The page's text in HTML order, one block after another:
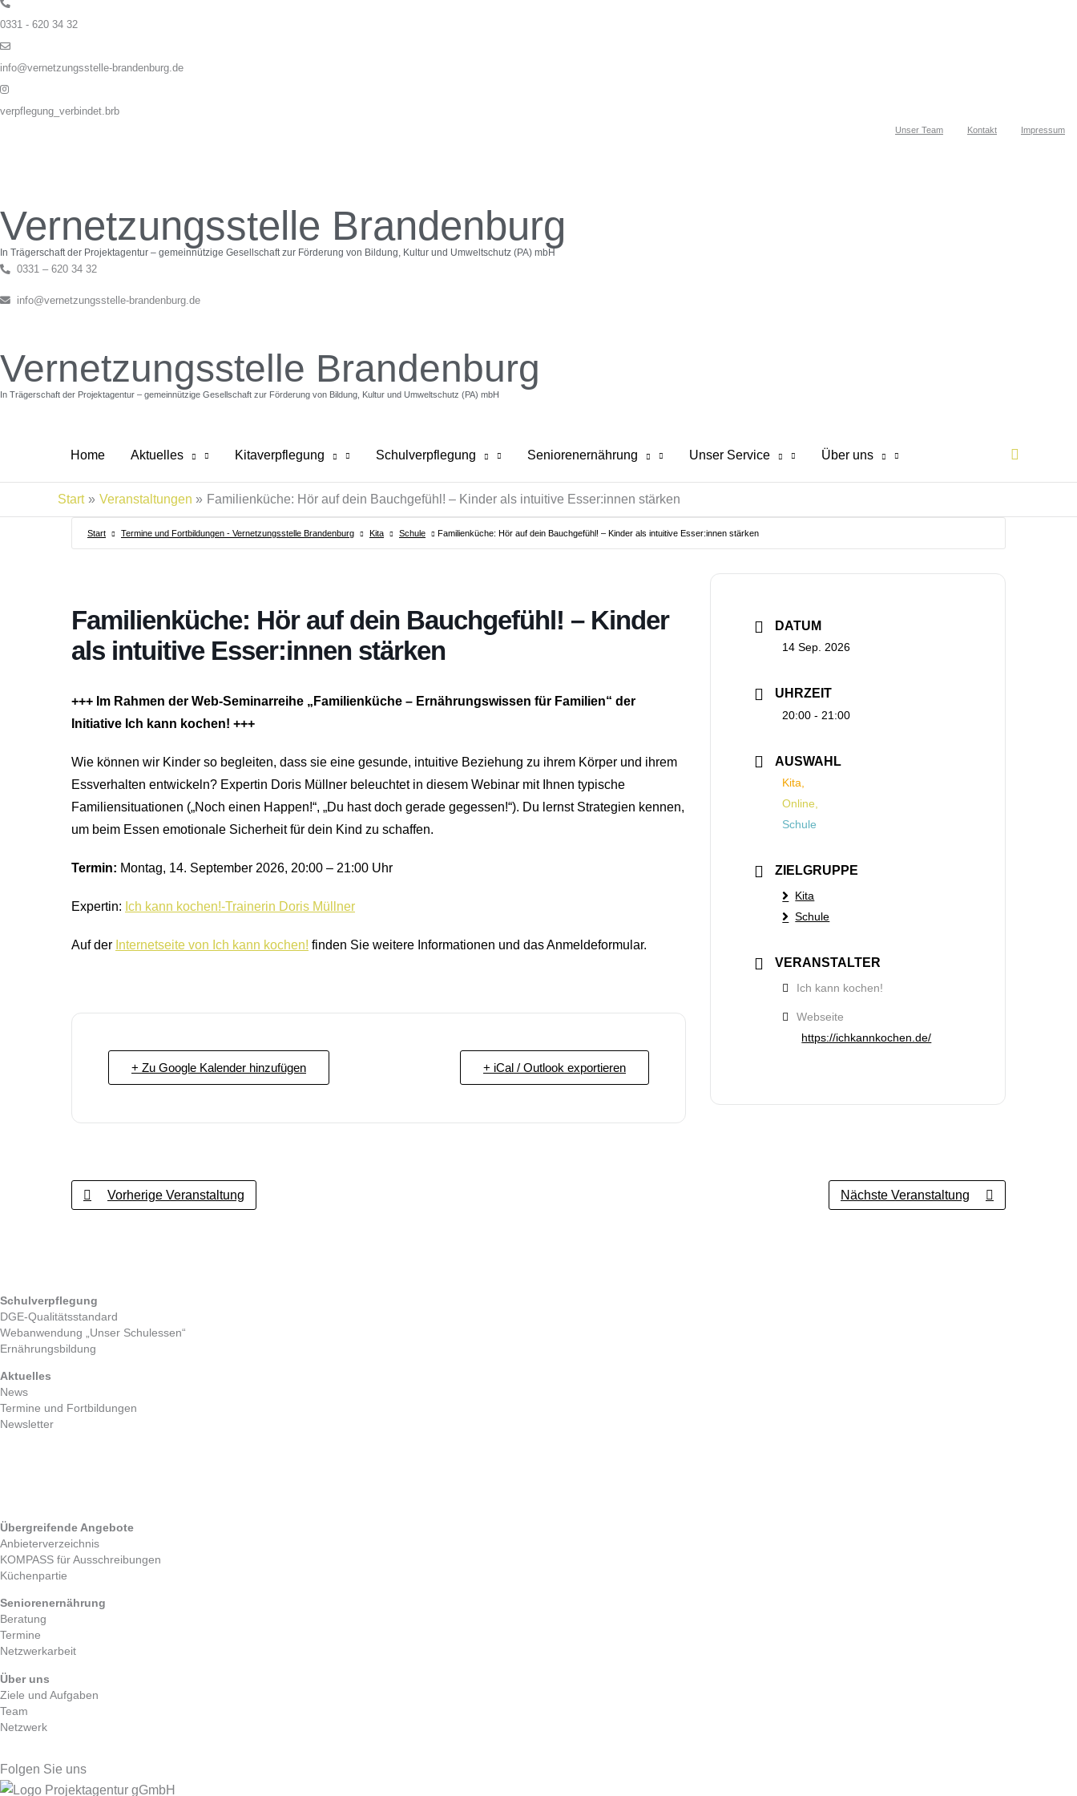
Inhalt
springen
0331 - 620 34 32
info@vernetzungsstelle-brandenburg.de
verpflegung_verbindet.brb
Unser Team Kontakt Impressum
Vernetzungsstelle Brandenburg
In Trägerschaft der Projektagentur – gemeinnützige Gesellschaft zur Förderung von Bildung, Kultur und Umweltschutz (PA) mbH
0331 – 620 34 32
info@vernetzungsstelle-brandenburg.de
Vernetzungsstelle Brandenburg
In Trägerschaft der Projektagentur – gemeinnützige Gesellschaft zur Förderung von Bildung, Kultur und Umweltschutz (PA) mbH
Home Aktuelles Kitaverpflegung Schulverpflegung Seniorenernährung Unser Service Über uns Suchen
Start Veranstaltungen Familienküche: Hör auf dein Bauchgefühl! – Kinder als intuitive Esser:innen stärken
Start Termine und Fortbildungen - Vernetzungsstelle Brandenburg Kita Schule Familienküche: Hör auf dein Bauchgefühl! – Kinder als intuitive Esser:innen stärken
Familienküche: Hör auf dein Bauchgefühl! – Kinder
als intuitive Esser:innen stärken
+++ Im Rahmen der Web-Seminarreihe „Familienküche – Ernährungswissen für Familien“ der
Initiative Ich kann kochen! +++
Wie können wir Kinder so begleiten, dass sie eine gesunde, intuitive Beziehung zu ihrem Körper und ihrem
Essverhalten entwickeln? Expertin Doris Müllner beleuchtet in diesem Webinar mit Ihnen typische
Familiensituationen („Noch einen Happen!“, „Du hast doch gerade gegessen!“). Du lernst Strategien kennen,
um beim Essen emotionale Sicherheit für dein Kind zu schaffen.
Termin: Montag, 14. September 2026, 20:00 – 21:00 Uhr
Expertin: Ich kann kochen!-Trainerin Doris Müllner
Auf der Internetseite von Ich kann kochen! finden Sie weitere Informationen und das Anmeldeformular.
+ Zu Google Kalender hinzufügen + iCal / Outlook exportieren
DATUM
14 Sep. 2026
UHRZEIT
20:00 - 21:00
AUSWAHL
Kita,
Online,
Schule
ZIELGRUPPE
Kita
Schule
VERANSTALTER
Ich kann kochen!
Webseite
https://ichkannkochen.de/
Vorherige Veranstaltung Nächste Veranstaltung
Schulverpflegung
DGE-Qualitätsstandard
Webanwendung „Unser Schulessen“
Ernährungsbildung
Aktuelles
News
Termine und Fortbildungen
Newsletter
Übergreifende Angebote
Anbieterverzeichnis
KOMPASS für Ausschreibungen
Küchenpartie
Seniorenernährung
Beratung
Termine
Netzwerkarbeit
Über uns
Ziele und Aufgaben
Team
Netzwerk
Folgen Sie uns